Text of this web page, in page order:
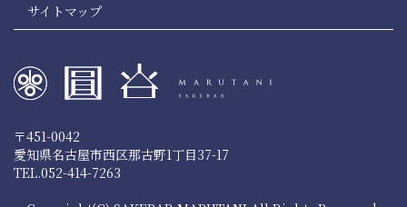
サイトマップ
〒451-0042
愛知県名古屋市西区那古野1丁目37-17
TEL.052-414-7263